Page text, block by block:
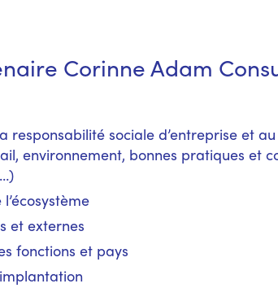
Corinne Adam
responsabilité sociale d’entreprise et
environnement, bonnes pratiques et
et externes
fonctions et pays